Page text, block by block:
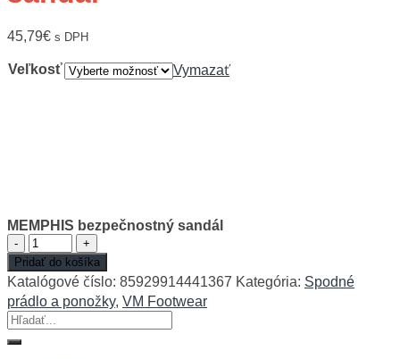
45,79€ s DPH
Veľkosť Vymazať
MEMPHIS bezpečnostný sandál
množstvo
MEMPHIS
bezpečnostný
sandál
Pridať do košíka
Katalógové číslo: 85929914441367 Kategória: Spodné
prádlo a ponožky, VM Footwear
Hľadať: